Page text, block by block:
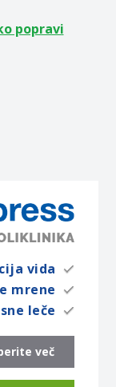
popravi
vida
mrene
leče
več